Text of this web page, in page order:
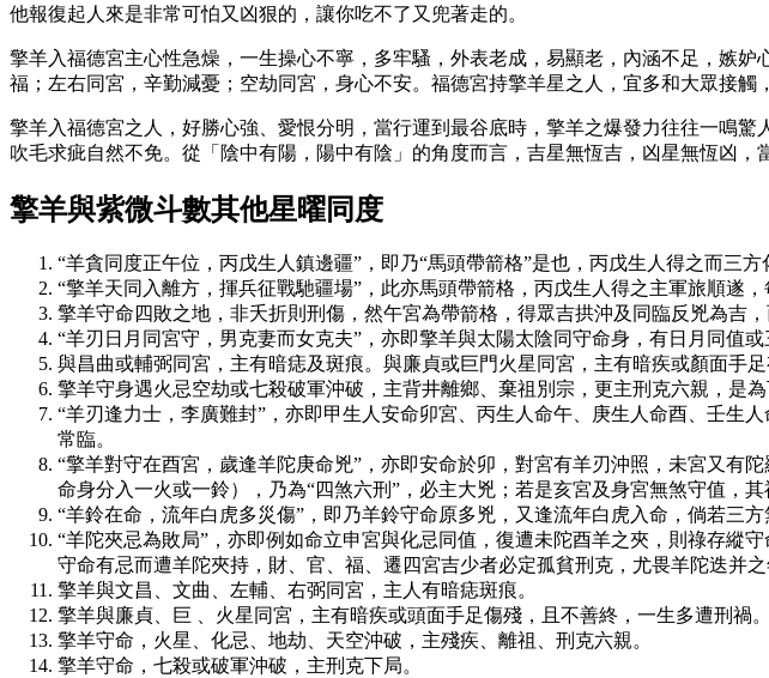
他報復起人來是非常可怕又凶狠的，讓你吃不了又兜著走的。
擎羊入福德宮主心性急燥，一生操心不寧，多牢騷，外表老成，易顯老，內涵不足，嫉
福；左右同宮，辛勤減憂；空劫同宮，身心不安。福德宮持擎羊星之人，宜多和大眾接觸
擎羊入福德宮之人，好勝心強、愛恨分明，當行運到最谷底時，擎羊之爆發力往往一鳴
吹毛求疵自然不免。從「陰中有陽，陽中有陰」的角度而言，吉星無恆吉，凶星無恆凶
擎羊與紫微斗數其他星曜同度
“羊貪同度正午位，丙戊生人鎮邊疆”，即乃“馬頭帶箭格”是也，丙戊生人得之而三
“擎羊天同入離方，揮兵征戰馳疆場”，此亦馬頭帶箭格，丙戊生人得之主軍旅順遂
擎羊守命四敗之地，非夭折則刑傷，然午宮為帶箭格，得眾吉拱沖及同臨反兇為吉
“羊刃日月同宮守，男克妻而女克夫”，亦即擎羊與太陽太陰同守命身，有日月同值
與昌曲或輔弼同宮，主有暗痣及斑痕。與廉貞或巨門火星同宮，主有暗疾或顏面手
擎羊守身遇火忌空劫或七殺破軍沖破，主背井離鄉、棄祖別宗，更主刑克六親，是為
“羊刃逢力士，李廣難封”，亦即甲生人安命卯宮、丙生人命午、庚生人命酉、壬生
常臨。
“擎羊對守在酉宮，歲逢羊陀庚命兇”，亦即安命於卯，對宮有羊刃沖照，未宮又有
命身分入一火或一鈴），乃為“四煞六刑”，必主大兇；若是亥宮及身宮無煞守值，其
“羊鈴在命，流年白虎多災傷”，即乃羊鈴守命原多兇，又逢流年白虎入命，倘若三方
“羊陀夾忌為敗局”，亦即例如命立申宮與化忌同值，復遭未陀酉羊之夾，則祿存縱
守命有忌而遭羊陀夾持，財、官、福、遷四宮吉少者必定孤貧刑克，尤畏羊陀迭并
擎羊與文昌、文曲、左輔、右弼同宮，主人有暗痣斑痕。
擎羊與廉貞、巨 、火星同宮，主有暗疾或頭面手足傷殘，且不善終，一生多遭刑禍。
擎羊守命，火星、化忌、地劫、天空沖破，主殘疾、離祖、刑克六親。
擎羊守命，七殺或破軍沖破，主刑克下局。